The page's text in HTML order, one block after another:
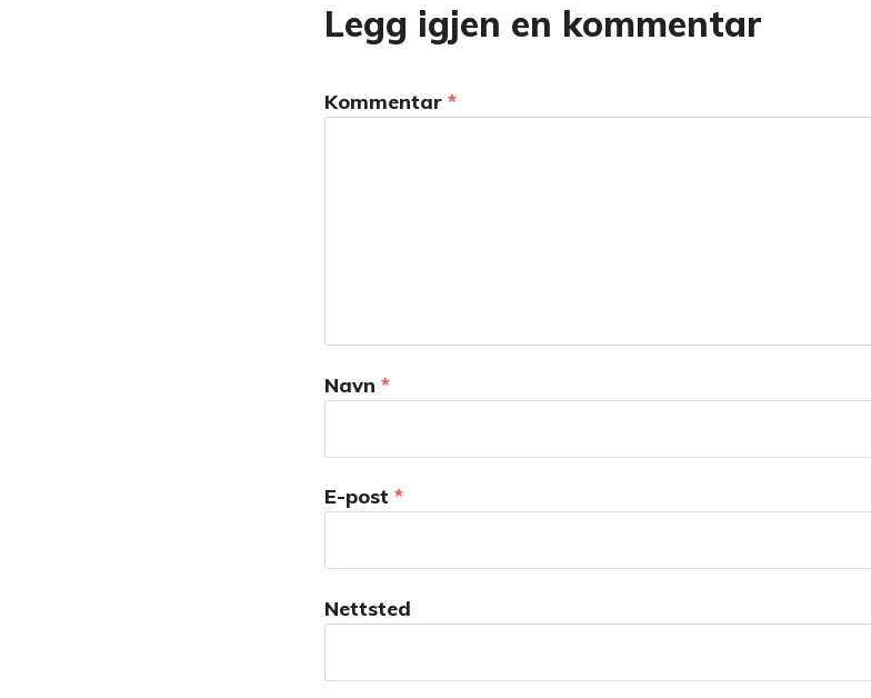
Legg igjen en kommentar
Kommentar*
Navn*
E-post*
Nettsted